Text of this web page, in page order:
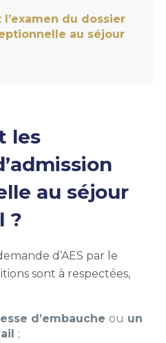
du dossier
au séjour
les
admission
au séjour
?
d’AES par le
sont à respectées,
d’embauche ou un
;